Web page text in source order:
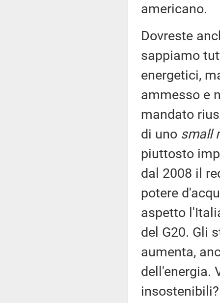
americano.
Dovreste
sappiamo
energetici,
ammesso e
mandato
di uno small
piuttosto
dal 2008 il
potere
aspetto
del G20. Gli
aumenta,
dell'energia.